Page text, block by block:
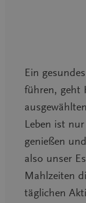
Ein
führen, geht
Leben ist
genießen
also unser
Mahlzeiten
täglichen